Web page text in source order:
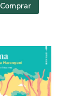
Comprar